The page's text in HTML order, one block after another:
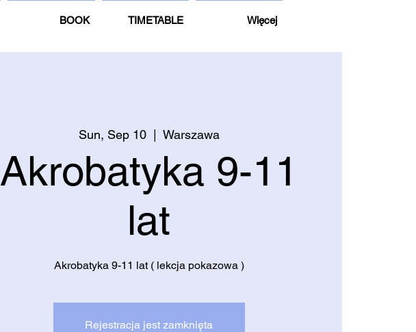
BOOK TIMETABLE Więcej
Sun, Sep 10
  |
Warszawa
Akrobatyka 9-11
lat
Akrobatyka 9-11 lat ( lekcja pokazowa )
Rejestracja jest zamknięta